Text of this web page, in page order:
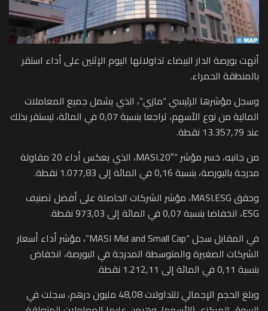
أنهت بورصة الدار البيضاء تداولاتها اليوم الإثنين على أداء استقر
بالمنطقة الحمراء.
وسجل مؤشرها الرئيسي “مازي”، الذي يشمل جميع المعاملات
المالية من نوع الأسهم، تراجعا بنسبة 0,07 في المائة، ليستقر بذلك
عند 13.357,79 نقطة.
من جانبه، خسر مؤشر “MASI.20″، الذي يعكس أداء 20 مقاولة
مدرجة بالبورصة، بنسبة 0,16 في المائة إلى 1.077,83 نقطة.
وحقق MASI.ESG، مؤشر الشركات الحاصلة على أفضل تصنيف
ESG، انخفاضا بنسبة 0,07 في المائة إلى 973,03 نقطة.
في المقابل سجل “MASI Mid and Small Cap”، مؤشر أداء أسعار
الشركات الصغيرة والمتوسطة المدرجة في البورصة، انخفاض
بنسبة 0,11 في المائة إلى 1.212,11 نقطة.
وبلغ الحجم الإجمالي للتداولات 48,08 مليون درهم، سجلت في